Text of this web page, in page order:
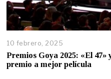
10 febrero, 2025
Premios Goya 2025: «El
premio a mejor película